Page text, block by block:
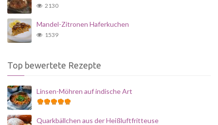
2130
Mandel-Zitronen Haferkuchen
1539
Top bewertete Rezepte
Linsen-Möhren auf indische Art
Quarkbällchen aus der Heißluftfritteuse